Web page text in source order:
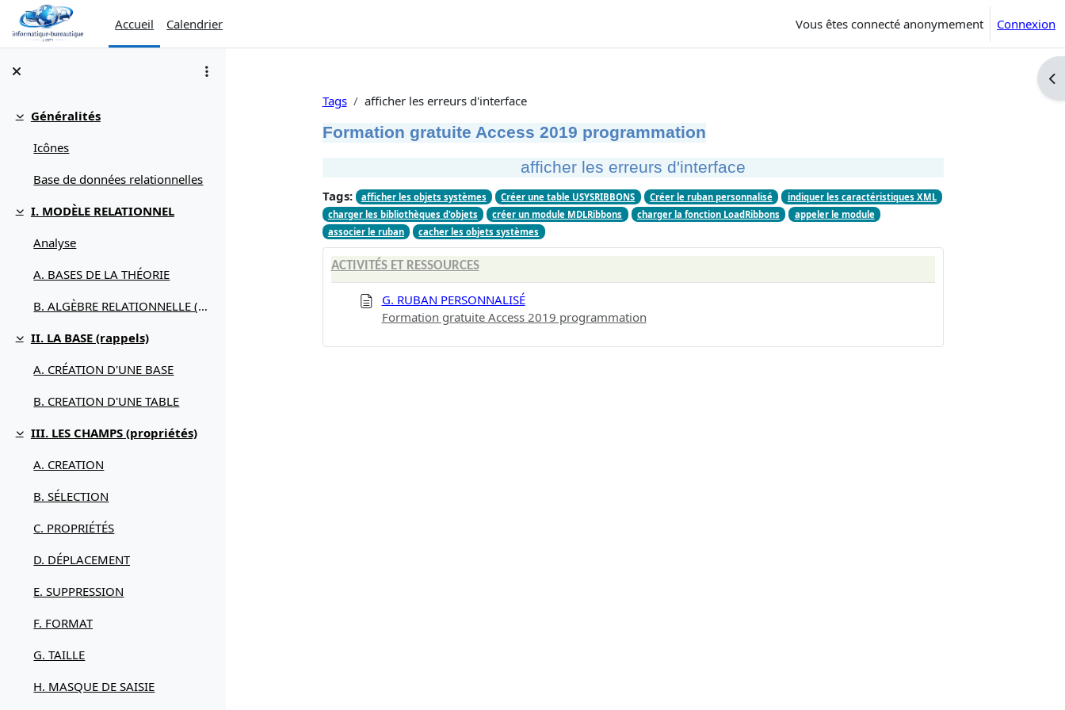
Passer au contenu principal
Accueil
Calendrier Vous êtes connecté anonymement Connexion
Replier
Généralités
Icônes
Base de données relationnelles
Replier
I. MODÈLE RELATIONNEL
Analyse
A. BASES DE LA THÉORIE
B. ALGÈBRE RELATIONNELLE (débuter avec)
Replier
II. LA BASE (rappels)
A. CRÉATION D'UNE BASE
B. CREATION D'UNE TABLE
Replier
III. LES CHAMPS (propriétés)
A. CREATION
B. SÉLECTION
C. PROPRIÉTÉS
D. DÉPLACEMENT
E. SUPPRESSION
F. FORMAT
G. TAILLE
H. MASQUE DE SAISIE
Tags
afficher les erreurs d'interface
Formation gratuite Access 2019 programmation
afficher les erreurs d'interface
Tags: afficher les objets systèmes Créer une table USYSRIBBONS Créer le ruban personnalisé
indiquer les caractéristiques XML
charger les bibliothèques d'objets
créer un module MDLRibbons charger la fonction LoadRibbons
appeler le module
associer le ruban
cacher les objets systèmes
ACTIVITÉS ET RESSOURCES
G. RUBAN PERSONNALISÉ
Formation gratuite Access 2019 programmation